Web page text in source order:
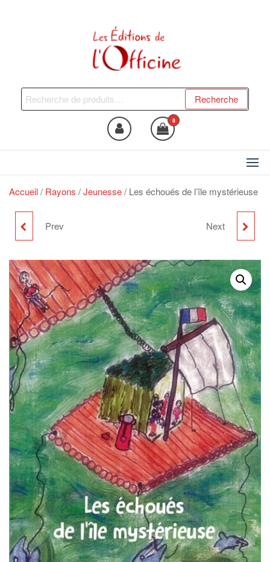
Les Editions de l'Officine
du bien !
Recherche
pour :
Recherche
0
Accueil/ Rayons /Jeunesse/ Les échoués de l’île mystérieuse
A SIX YEAR OLD
Prev L'ATELIER DE MILIE.
Next